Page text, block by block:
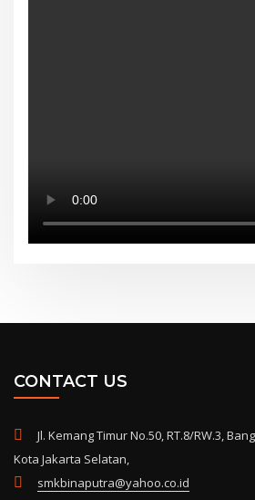
CONTACT US
Jl. Kemang Timur No.50, RT.8/RW.3,
Kota Jakarta Selatan,
smkbinaputra@yahoo.co.id